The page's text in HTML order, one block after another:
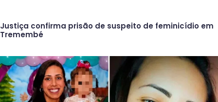
Justiça confirma prisão de suspeito de feminicídio em
Tremembé